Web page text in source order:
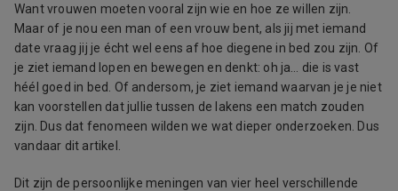
Want vrouwen moeten vooral zijn wie en hoe ze willen zijn.
Maar of je nou een man of een vrouw bent, als jij met iemand
date vraag jij je écht wel eens af hoe diegene in bed zou zijn. Of
je ziet iemand lopen en bewegen en denkt: oh ja… die is vast
héél goed in bed. Of andersom, je ziet iemand waarvan je je niet
kan voorstellen dat jullie tussen de lakens een match zouden
zijn. Dus dat fenomeen wilden we wat dieper onderzoeken. Dus
vandaar dit artikel.
Dit zijn de persoonlijke meningen van vier heel verschillende